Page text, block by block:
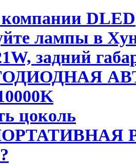
DLED
лампы в
задний
цоколь